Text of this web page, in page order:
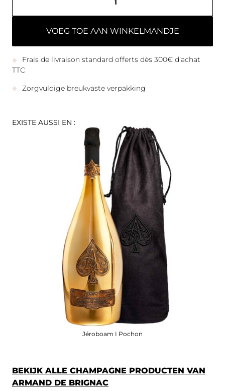
VOEG TOE AAN WINKELMANDJE
Frais de livraison standard offerts dès 300€ d'achat
TTC
Zorgvuldige breukvaste verpakking
EXISTE AUSSI EN :
Jéroboam I Pochon
BEKIJK ALLE CHAMPAGNE PRODUCTEN VAN
ARMAND DE BRIGNAC